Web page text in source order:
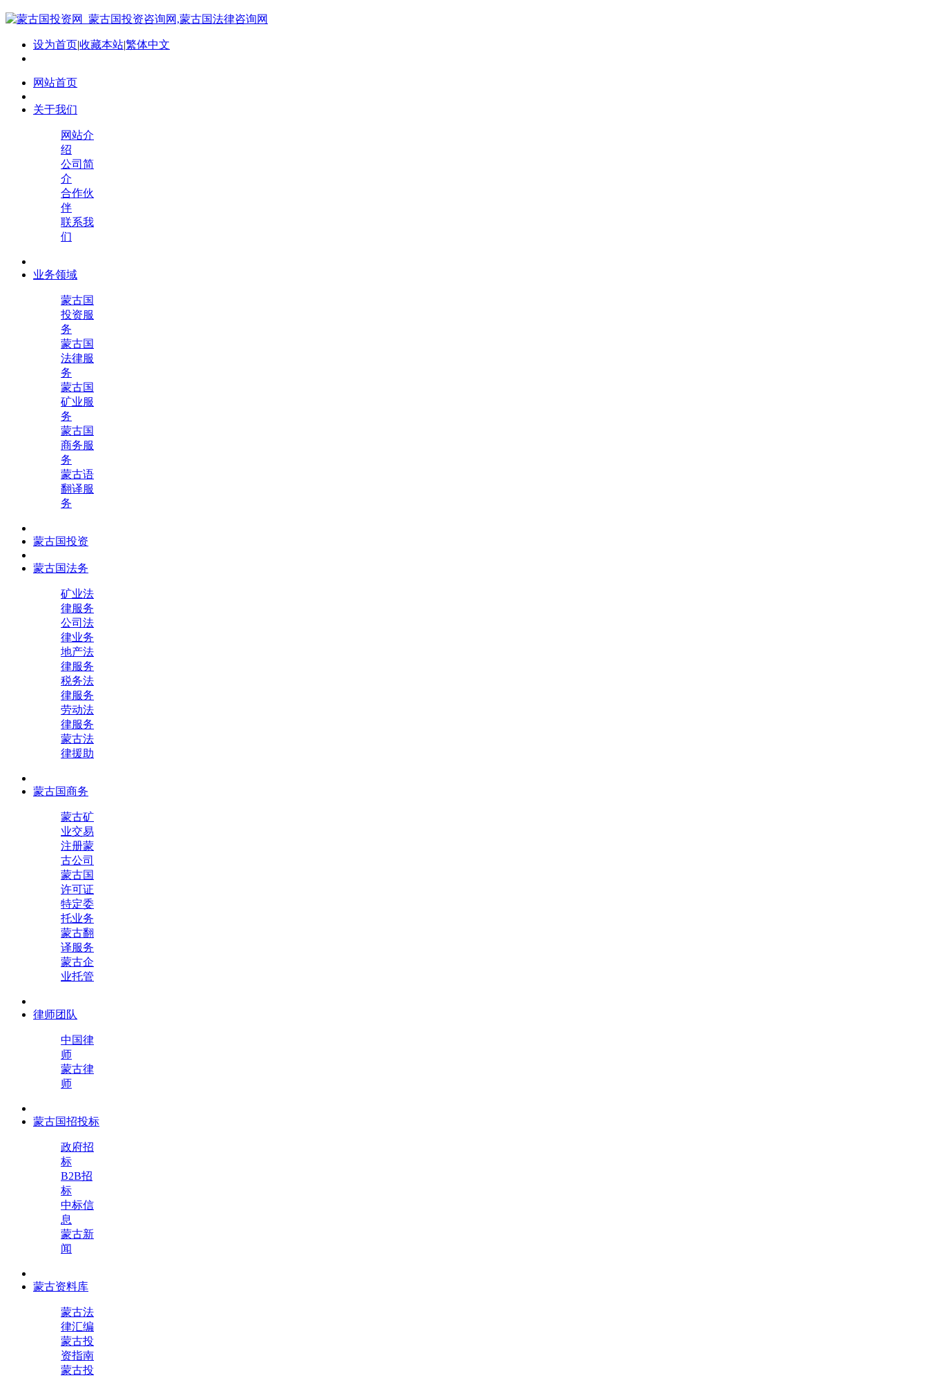
设为首页|收藏本站|繁体中文
网站首页
关于我们
网站介
绍
公司简
介
合作伙
伴
联系我
们
业务领域
蒙古国
投资服
务
蒙古国
法律服
务
蒙古国
矿业服
务
蒙古国
商务服
务
蒙古语
翻译服
务
蒙古国投资
蒙古国法务
矿业法
律服务
公司法
律业务
地产法
律服务
税务法
律服务
劳动法
律服务
蒙古法
律援助
蒙古国商务
蒙古矿
业交易
注册蒙
古公司
蒙古国
许可证
特定委
托业务
蒙古翻
译服务
蒙古企
业托管
律师团队
中国律
师
蒙古律
师
蒙古国招投标
政府招
标
B2B招
标
中标信
息
蒙古新
闻
蒙古资料库
蒙古法
律汇编
蒙古投
资指南
蒙古投